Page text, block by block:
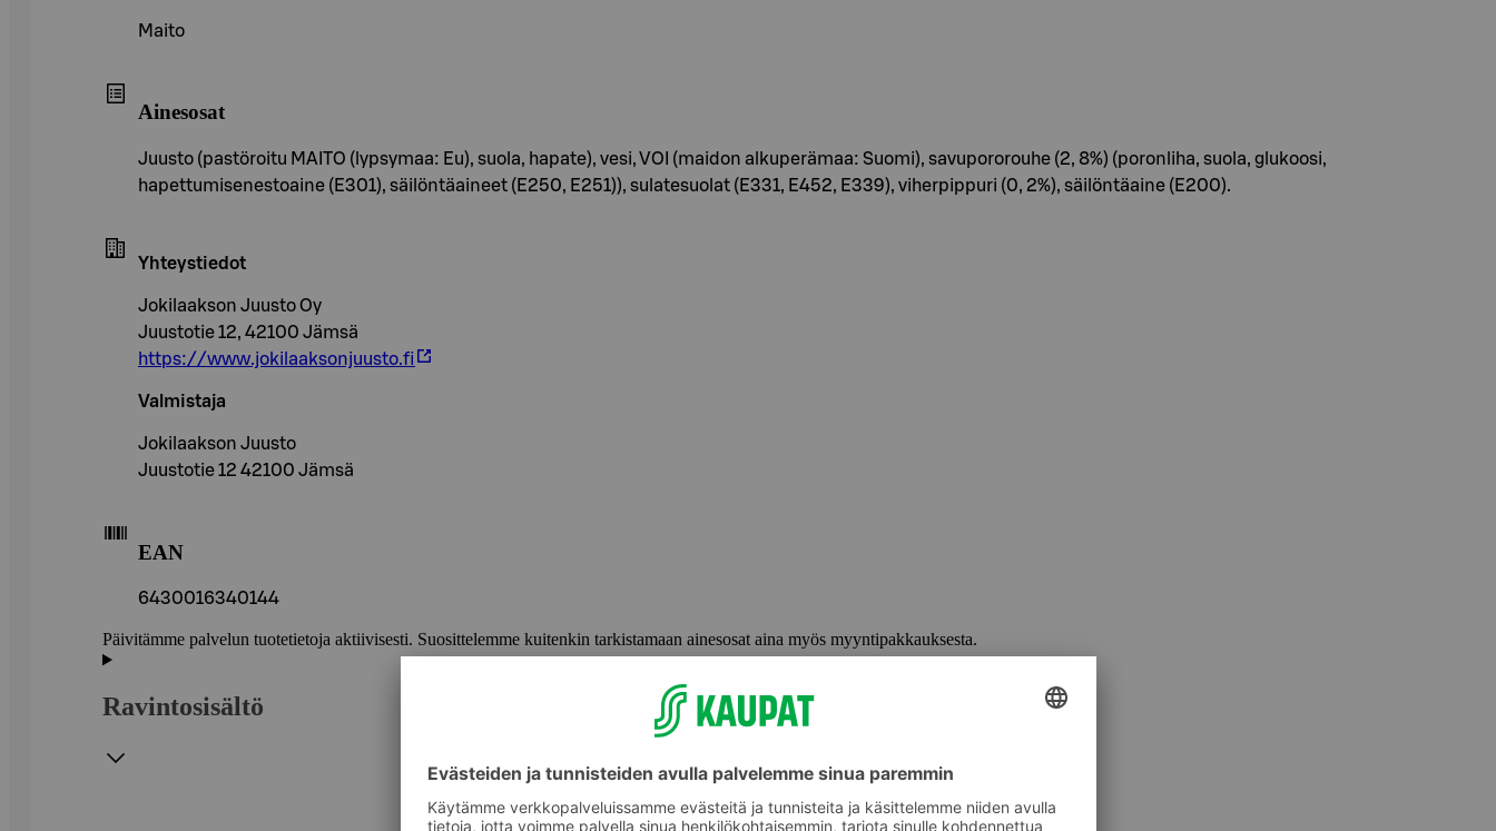
Maito
Ainesosat
Juusto (pastöroitu MAITO (lypsymaa: Eu), suola, hapate), vesi, VOI (maidon alkuperämaa: Suomi), savupororouhe (2, 8%) (poronliha, suola, glukoosi,
hapettumisenestoaine (E301), säilöntäaineet (E250, E251)), sulatesuolat (E331, E452, E339), viherpippuri (0, 2%), säilöntäaine (E200).
Yhteystiedot
Jokilaakson Juusto Oy
Juustotie 12, 42100 Jämsä
https://www.jokilaaksonjuusto.fi
Valmistaja
Jokilaakson Juusto
Juustotie 12 42100 Jämsä
EAN
6430016340144
Päivitämme palvelun tuotetietoja aktiivisesti. Suosittelemme kuitenkin tarkistamaan ainesosat aina myös myyntipakkauksesta.
Ravintosisältö